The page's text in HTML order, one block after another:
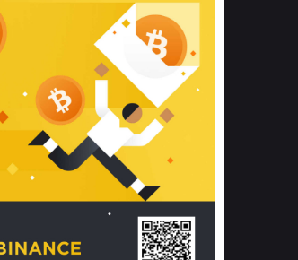
khuẩn và nấm mốc trong điều kiện
thời tiết nóng ẩm. Bạn có thể tìm hiểu
thêm các nghiên cứu khoa học về tác
động của giấc ngủ và môi trường
phòng ngủ đối với sức khỏe con
người tại Sleep Foundation (External
Link) để có cái nhìn toàn diện hơn.
2. Các tiêu chí vàng khi lựa chọn
chăn ga gối đệm cao cấp cho phòng
ngủ
Để sở hữu một bộ chăn ga gối đệm
cao cấp hoàn hảo cả về thẩm mỹ lẫn
công năng, người tiêu dùng cần cân
nhắc kỹ lưỡng các tiêu chí quan trọng